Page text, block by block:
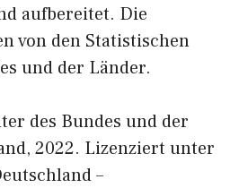
aufbereitet. Die
von den Statistischen
und der Länder.
des Bundes und der
2022. Lizenziert unter
–